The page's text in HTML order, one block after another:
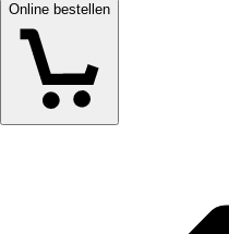
Online bestellen